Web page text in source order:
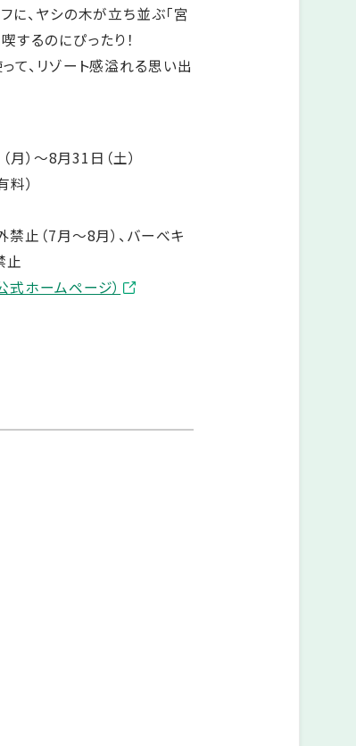
に、ヤシの木が立ち並ぶ「宮
するのにぴったり！
て、リゾート感溢れる思い出
）～8月31日（土）
）
止（7月～8月）、バーべキ
止
ホームページ）